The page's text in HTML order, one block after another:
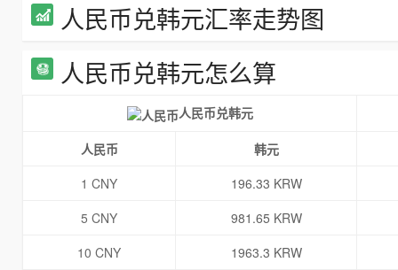
人民币兑韩元汇率走势图
人民币兑韩元怎么算
人民币兑韩元
人民币
韩元
1 CNY
196.33 KRW
5 CNY
981.65 KRW
10 CNY
1963.3 KRW